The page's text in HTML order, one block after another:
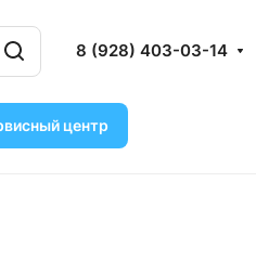
8 (928) 403-03-14
центр